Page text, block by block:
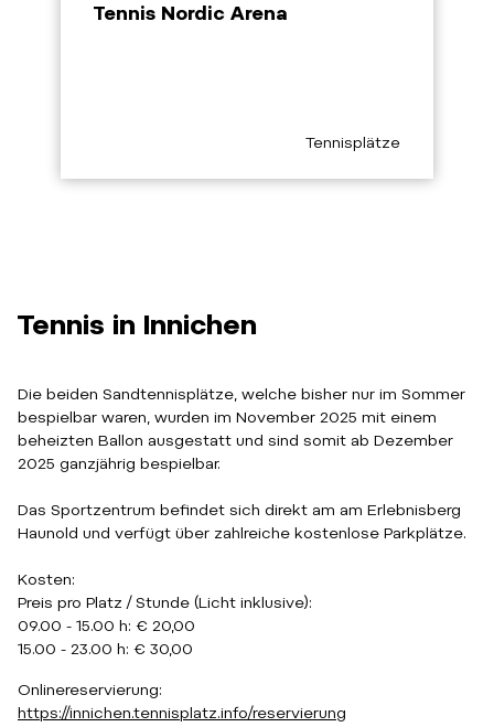
Tennis Nordic Arena
aria.poi_category_prefix
Tennisplätze
Tennis in Innichen
Die beiden Sandtennisplätze, welche bisher nur im Sommer
bespielbar waren, wurden im November 2025 mit einem
beheizten Ballon ausgestatt und sind somit ab Dezember
2025 ganzjährig bespielbar.
Das Sportzentrum befindet sich direkt am am Erlebnisberg
Haunold und verfügt über zahlreiche kostenlose Parkplätze.
Kosten:
Preis pro Platz / Stunde (Licht inklusive):
09.00 - 15.00 h: € 20,00
15.00 - 23.00 h: € 30,00
Onlinereservierung:
https://innichen.tennisplatz.info/reservierung